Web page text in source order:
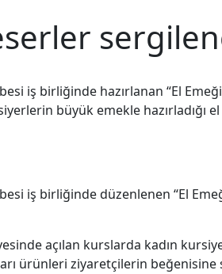
iş birliğinde hazırlanan “El
büyük emekle hazırladığı
iş birliğinde düzenlenen “El
açılan kurslarda kadın
ürünleri ziyaretçilerin beğenisine